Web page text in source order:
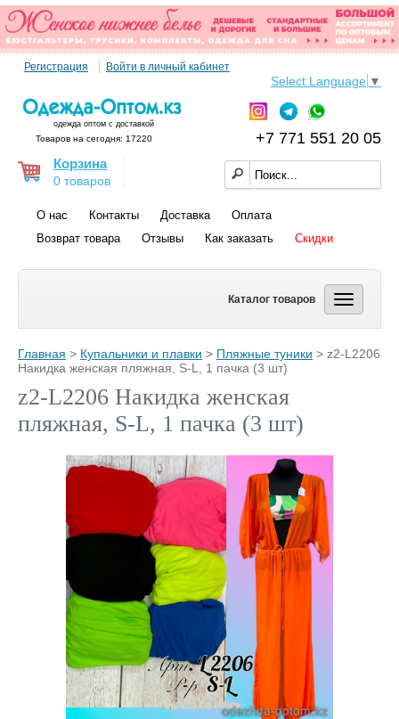
Регистрация Войти в личный кабинет
Select Language ▼
одежда оптом с доставкой
+7 771 551 20 05
Товаров на сегодня: 17220
Корзина
0 товаров
О нас Контакты Доставка
Оплата
Возврат товара
Отзывы Как заказать Скидки
Каталог товаров
Главная > Купальники и плавки > Пляжные туники > z2-L2206
Накидка женская пляжная, S-L, 1 пачка (3 шт)
z2-L2206 Накидка женская
пляжная, S-L, 1 пачка (3 шт)